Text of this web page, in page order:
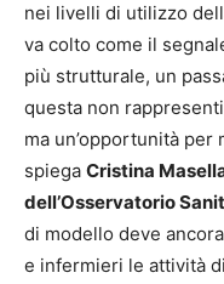
nei livelli di utilizzo
va colto come il
più strutturale, un
questa non
ma un’opportunità
spiega Cristina
dell’Osservatorio
di modello deve
e infermieri le attività